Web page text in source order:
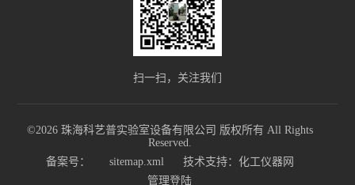
扫一扫，关注我们
©2026 珠海科艺普实验室设备有限公司 版权所有 All Rights
Reserved.
备案号：
sitemap.xml 技术支持： 化工仪器网
管理登陆